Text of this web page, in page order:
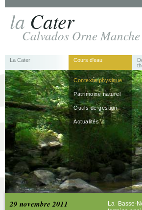
la Cater
Calvados Orne Manche
La Cater Cours d'eau
Contexte physique
Patrimoine naturel
Outils de gestion
Actualités
29 novembre 2011
La Basse-